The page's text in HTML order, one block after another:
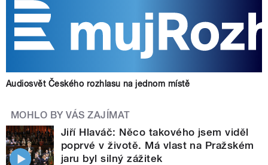
Audiosvět Českého rozhlasu na jednom místě
MOHLO BY VÁS ZAJÍMAT
Jiří Hlaváč: Něco takového jsem viděl
poprvé v životě. Má vlast na Pražském
jaru byl silný zážitek